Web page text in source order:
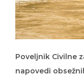
Poveljnik Civilne
napovedi